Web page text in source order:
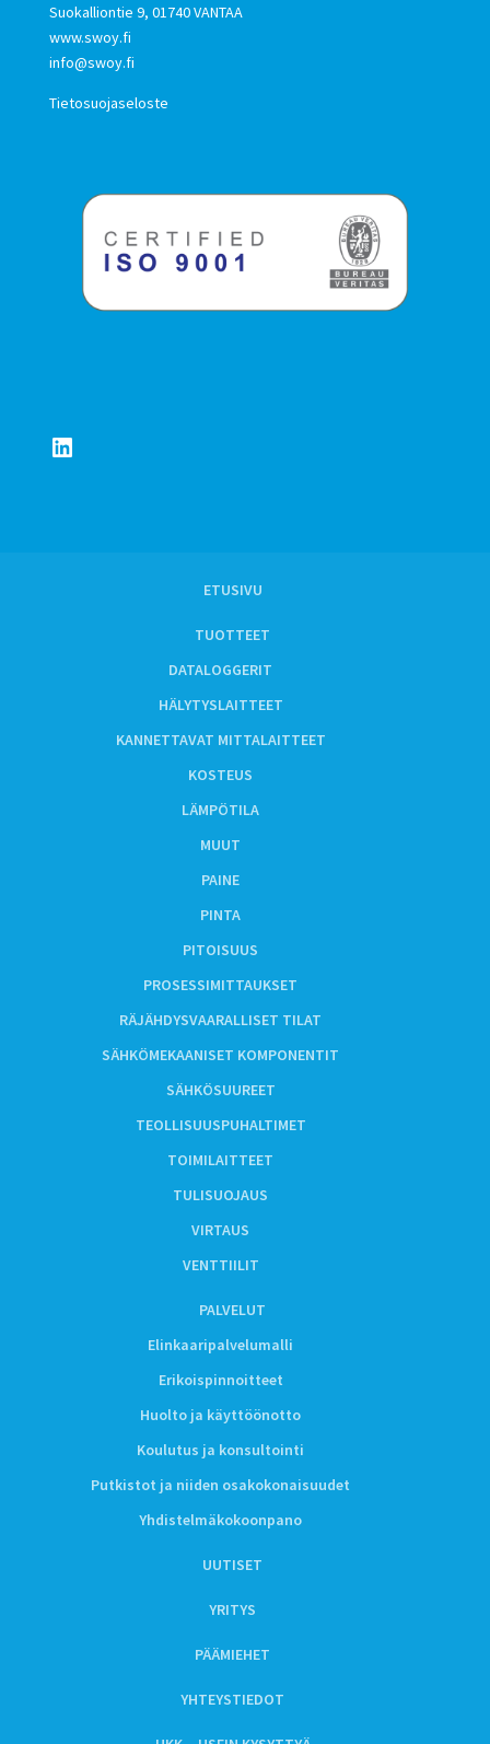
Suokalliontie 9, 01740 VANTAA
www.swoy.fi
info@swoy.fi
Tietosuojaseloste
LinkedIn
ETUSIVU
TUOTTEET
DATALOGGERIT
HÄLYTYSLAITTEET
KANNETTAVAT MITTALAITTEET
KOSTEUS
LÄMPÖTILA
MUUT
PAINE
PINTA
PITOISUUS
PROSESSIMITTAUKSET
RÄJÄHDYSVAARALLISET TILAT
SÄHKÖMEKAANISET KOMPONENTIT
SÄHKÖSUUREET
TEOLLISUUSPUHALTIMET
TOIMILAITTEET
TULISUOJAUS
VIRTAUS
VENTTIILIT
PALVELUT
Elinkaaripalvelumalli
Erikoispinnoitteet
Huolto ja käyttöönotto
Koulutus ja konsultointi
Putkistot ja niiden osakokonaisuudet
Yhdistelmäkokoonpano
UUTISET
YRITYS
PÄÄMIEHET
YHTEYSTIEDOT